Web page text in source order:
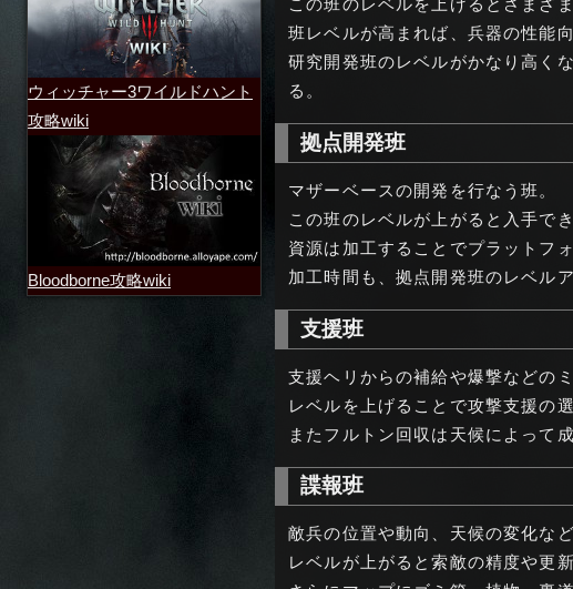
この班のレベルを上げるとさまざ
班レベルが高まれば、兵器の性能
研究開発班のレベルがかなり高く
る。
拠点開発班
マザーベースの開発を行なう班。
この班のレベルが上がると入手で
資源は加工することでプラットフ
加工時間も、拠点開発班のレベル
支援班
支援ヘリからの補給や爆撃などの
レベルを上げることで攻撃支援の
またフルトン回収は天候によって
諜報班
敵兵の位置や動向、天候の変化な
レベルが上がると索敵の精度や更
ウィッチャー3ワイルドハント
攻略wiki
Bloodborne攻略wiki